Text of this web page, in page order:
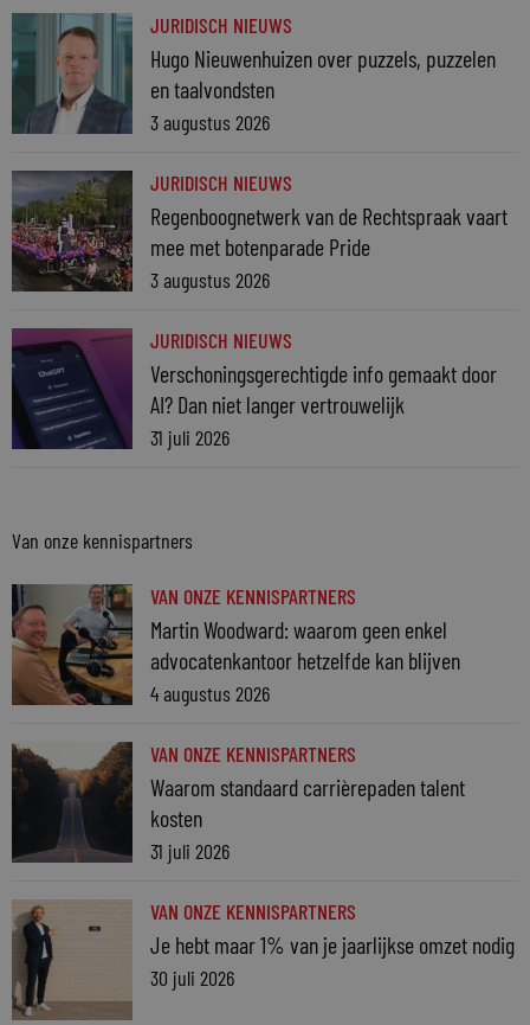
JURIDISCH NIEUWS
Hugo Nieuwenhuizen over puzzels, puzzelen
en taalvondsten
3 augustus 2026
JURIDISCH NIEUWS
Regenboognetwerk van de Rechtspraak vaart
mee met botenparade Pride
3 augustus 2026
JURIDISCH NIEUWS
Verschoningsgerechtigde info gemaakt door
AI? Dan niet langer vertrouwelijk
31 juli 2026
Van onze kennispartners
VAN ONZE KENNISPARTNERS
Martin Woodward: waarom geen enkel
advocatenkantoor hetzelfde kan blijven
4 augustus 2026
VAN ONZE KENNISPARTNERS
Waarom standaard carrièrepaden talent
kosten
31 juli 2026
VAN ONZE KENNISPARTNERS
Je hebt maar 1% van je jaarlijkse omzet nodig
30 juli 2026